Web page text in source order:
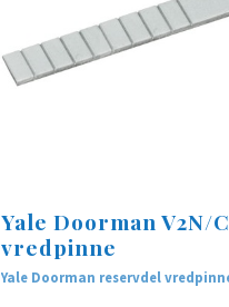
Yale Doorman V2N/
vredpinne
Yale Doorman reservdel